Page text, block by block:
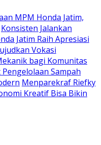
MPM Honda Jatim,
Konsisten Jalankan
Jatim Raih Apresiasi
Vokasi
bagi Komunitas
Sampah
Menparekraf Riefky
Kreatif Bisa Bikin